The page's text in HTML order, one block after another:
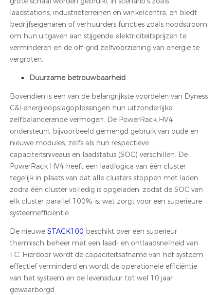
laadstations, industrieterreinen en winkelcentra, en biedt
bedrijfseigenaren of verhuurders functies zoals noodstroom
om hun uitgaven aan stijgende elektriciteitsprijzen te
verminderen en de off-grid zelfvoorziening van energie te
vergroten.
Duurzame betrouwbaarheid
Bovendien is een van de belangrijkste voordelen van Dyness
C&I-energieopslagoplossingen hun uitzonderlijke
zelfbalancerende vermogen. De PowerRack HV4
ondersteunt bijvoorbeeld gemengd gebruik van oude en
nieuwe modules, zelfs als hun respectieve
capaciteitsniveaus en laadstatus (SOC) verschillen. De
PowerRack HV4 heeft een laadlogica van één cluster
tegelijk in plaats van dat alle clusters stoppen met laden
zodra één cluster volledig is opgeladen, zodat de SOC van
elk cluster parallel 100% is, wat zorgt voor een superieure
systeemefficiëntie.
De nieuwe STACK100 beschikt over een superieur
thermisch beheer met een laad- en ontlaadsnelheid van
1C. Hierdoor wordt de capaciteitsafname van het systeem
effectief verminderd en wordt de operationele efficiëntie
van het systeem en de levensduur tot wel 10 jaar
gewaarborgd.